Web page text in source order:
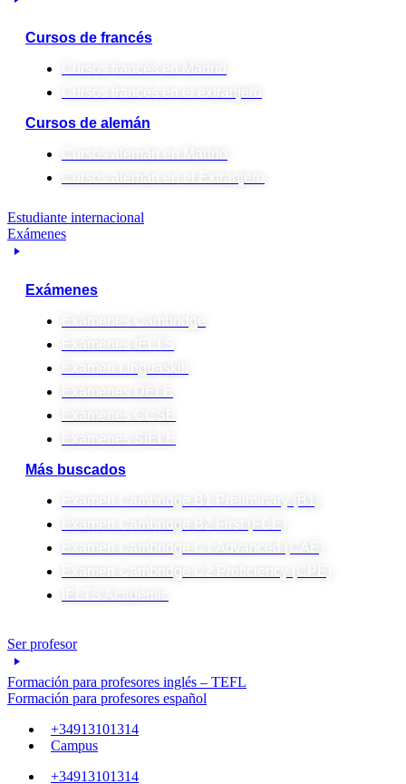
Cursos de francés
Cursos francés en Madrid
Cursos de alemán
Cursos alemán en Madrid
Cursos alemán en el Extranjero
Estudiante internacional
Exámenes
Exámenes
Exámenes Cambridge
Exámenes IELTS
Examen Linguaskill
Exámenes DELE
Exámenes CCSE
Exámenes SIELE
Más buscados
Examen Cambridge B1 Preliminary (B1)
Examen Cambridge B2 First (FCE)
Examen Cambridge C1 Advanced (CAE)
Examen Cambridge C2 Proficiency (CPE)
IELTS Academic
Ser profesor
Formación para profesores inglés – TEFL
Formación para profesores español
+34913101314
Campus
+34913101314